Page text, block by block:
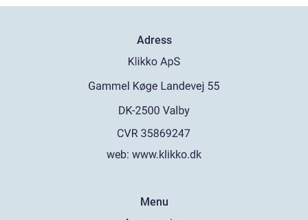
Adress
web: www.klikko.dk
Menu